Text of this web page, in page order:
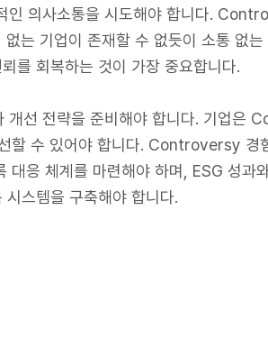
의사소통을 시도해야 합니다.
는 기업이 존재할 수 없듯이 소통 없
를 회복하는 것이 가장 중요합니다.
선 전략을 준비해야 합니다. 기업은
할 수 있어야 합니다. Controversy 경
대응 체계를 마련해야 하며, ESG 성
스템을 구축해야 합니다.